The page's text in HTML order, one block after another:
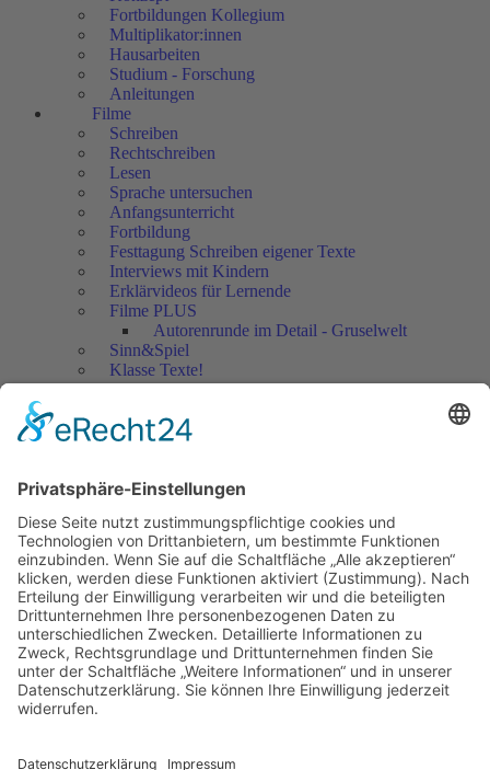
Fortbildungen Kollegium
Multiplikator:innen
Hausarbeiten
Studium - Forschung
Anleitungen
Filme
Schreiben
Rechtschreiben
Lesen
Sprache untersuchen
Anfangsunterricht
Fortbildung
Festtagung Schreiben eigener Texte
Interviews mit Kindern
Erklärvideos für Lernende
Filme PLUS
Autorenrunde im Detail - Gruselwelt
Sinn&Spiel
Klasse Texte!
Filmausschnitte Grundschule
Jedes Kind wertschätzen!
Artikel
Artikel 2018
Artikel 2017
Artikel 2016
Artikel 2015
Artikel 2014
Artikel 2013
Artikel 2012
Artikel bis 2011
Artikel zum Download - Religion
Artikel zum Download
Autorenrunden